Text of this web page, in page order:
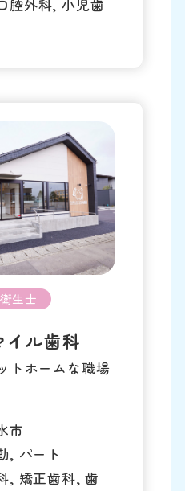
腔外科, 小児歯
生士
イル歯科
トホームな職場
市
, パート
, 矯正歯科, 歯